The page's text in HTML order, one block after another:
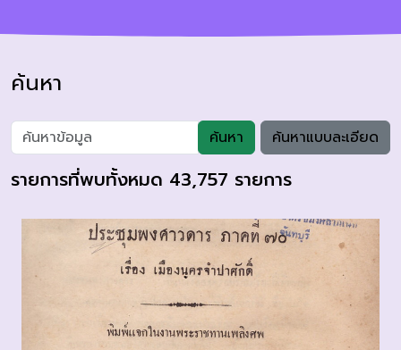
ค้นหา
ค้นหา ค้นหาแบบละเอียด
รายการที่พบทั้งหมด 43,757 รายการ